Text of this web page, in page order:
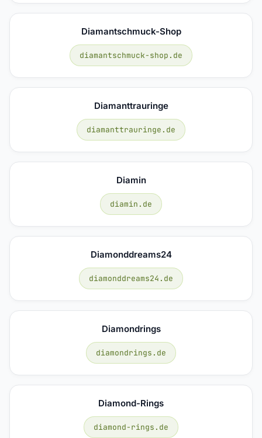
Diamantschmuck-Shop
diamantschmuck-shop.de
Diamanttrauringe
diamanttrauringe.de
Diamin
diamin.de
Diamonddreams24
diamonddreams24.de
Diamondrings
diamondrings.de
Diamond-Rings
diamond-rings.de